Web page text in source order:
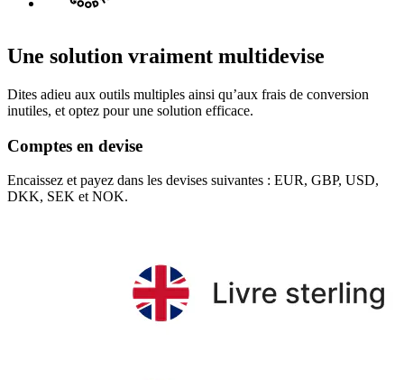
Une solution vraiment multidevise
Dites adieu aux outils multiples ainsi qu’aux frais de conversion
inutiles, et optez pour une solution efficace.
Comptes en devise
Encaissez et payez dans les devises suivantes : EUR, GBP, USD,
DKK, SEK et NOK.